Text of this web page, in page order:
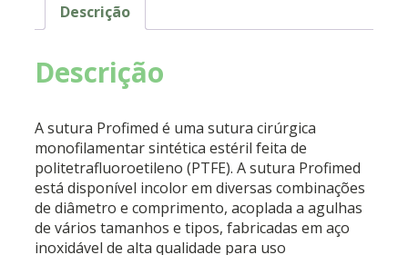
Descrição
Descrição
A sutura Profimed é uma sutura cirúrgica
monofilamentar sintética estéril feita de
politetrafluoroetileno (PTFE). A sutura Profimed
está disponível incolor em diversas combinações
de diâmetro e comprimento, acoplada a agulhas
de vários tamanhos e tipos, fabricadas em aço
inoxidável de alta qualidade para uso